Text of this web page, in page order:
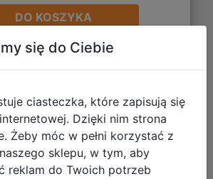
DO KOSZYKA
się do Ciebie
ciasteczka, które zapisują się
Dzięki nim strona
Żeby móc w pełni korzystać z
sklepu, w tym, aby
reklam do Twoich potrzeb